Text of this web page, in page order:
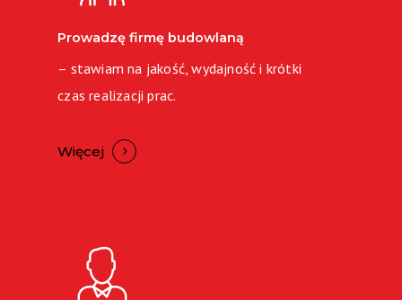
Prowadzę firmę budowlaną
– stawiam na jakość, wydajność i krótki
czas realizacji prac.
Więcej